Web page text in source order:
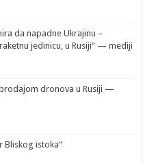
da napadne Ukrajinu –
jedinicu, u Rusiji“ — mediji
dronova u Rusiji —
Bliskog istoka“